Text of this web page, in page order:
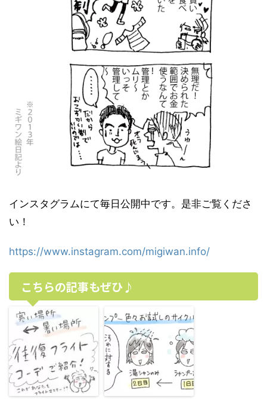
インスタグラムにて毎日公開中です。是非ご覧くださ
い！
https://www.instagram.com/migiwan.info/
こちらの記事もぜひ♪